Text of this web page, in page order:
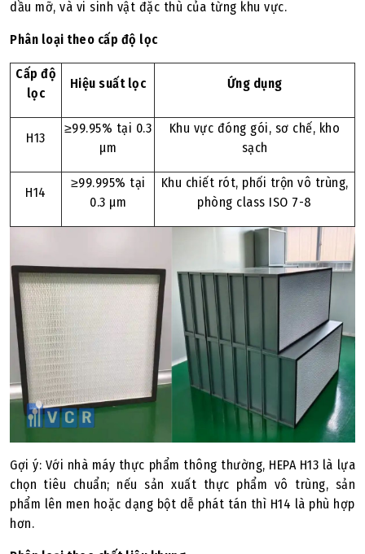
dầu mỡ, và vi sinh vật đặc thù của từng khu vực.
Phân loại theo cấp độ lọc
Cấp độ
lọc
Hiệu suất lọc Ứng dụng
H13
≥99.95% tại 0.3
µm
Khu vực đóng gói, sơ chế, kho
sạch
H14
≥99.995% tại
0.3 µm
Khu chiết rót, phối trộn vô trùng,
phòng class ISO 7-8
Gợi ý: Với nhà máy thực phẩm thông thường, HEPA H13 là lựa
chọn tiêu chuẩn; nếu sản xuất thực phẩm vô trùng, sản
phẩm lên men hoặc dạng bột dễ phát tán thì H14 là phù hợp
hơn.